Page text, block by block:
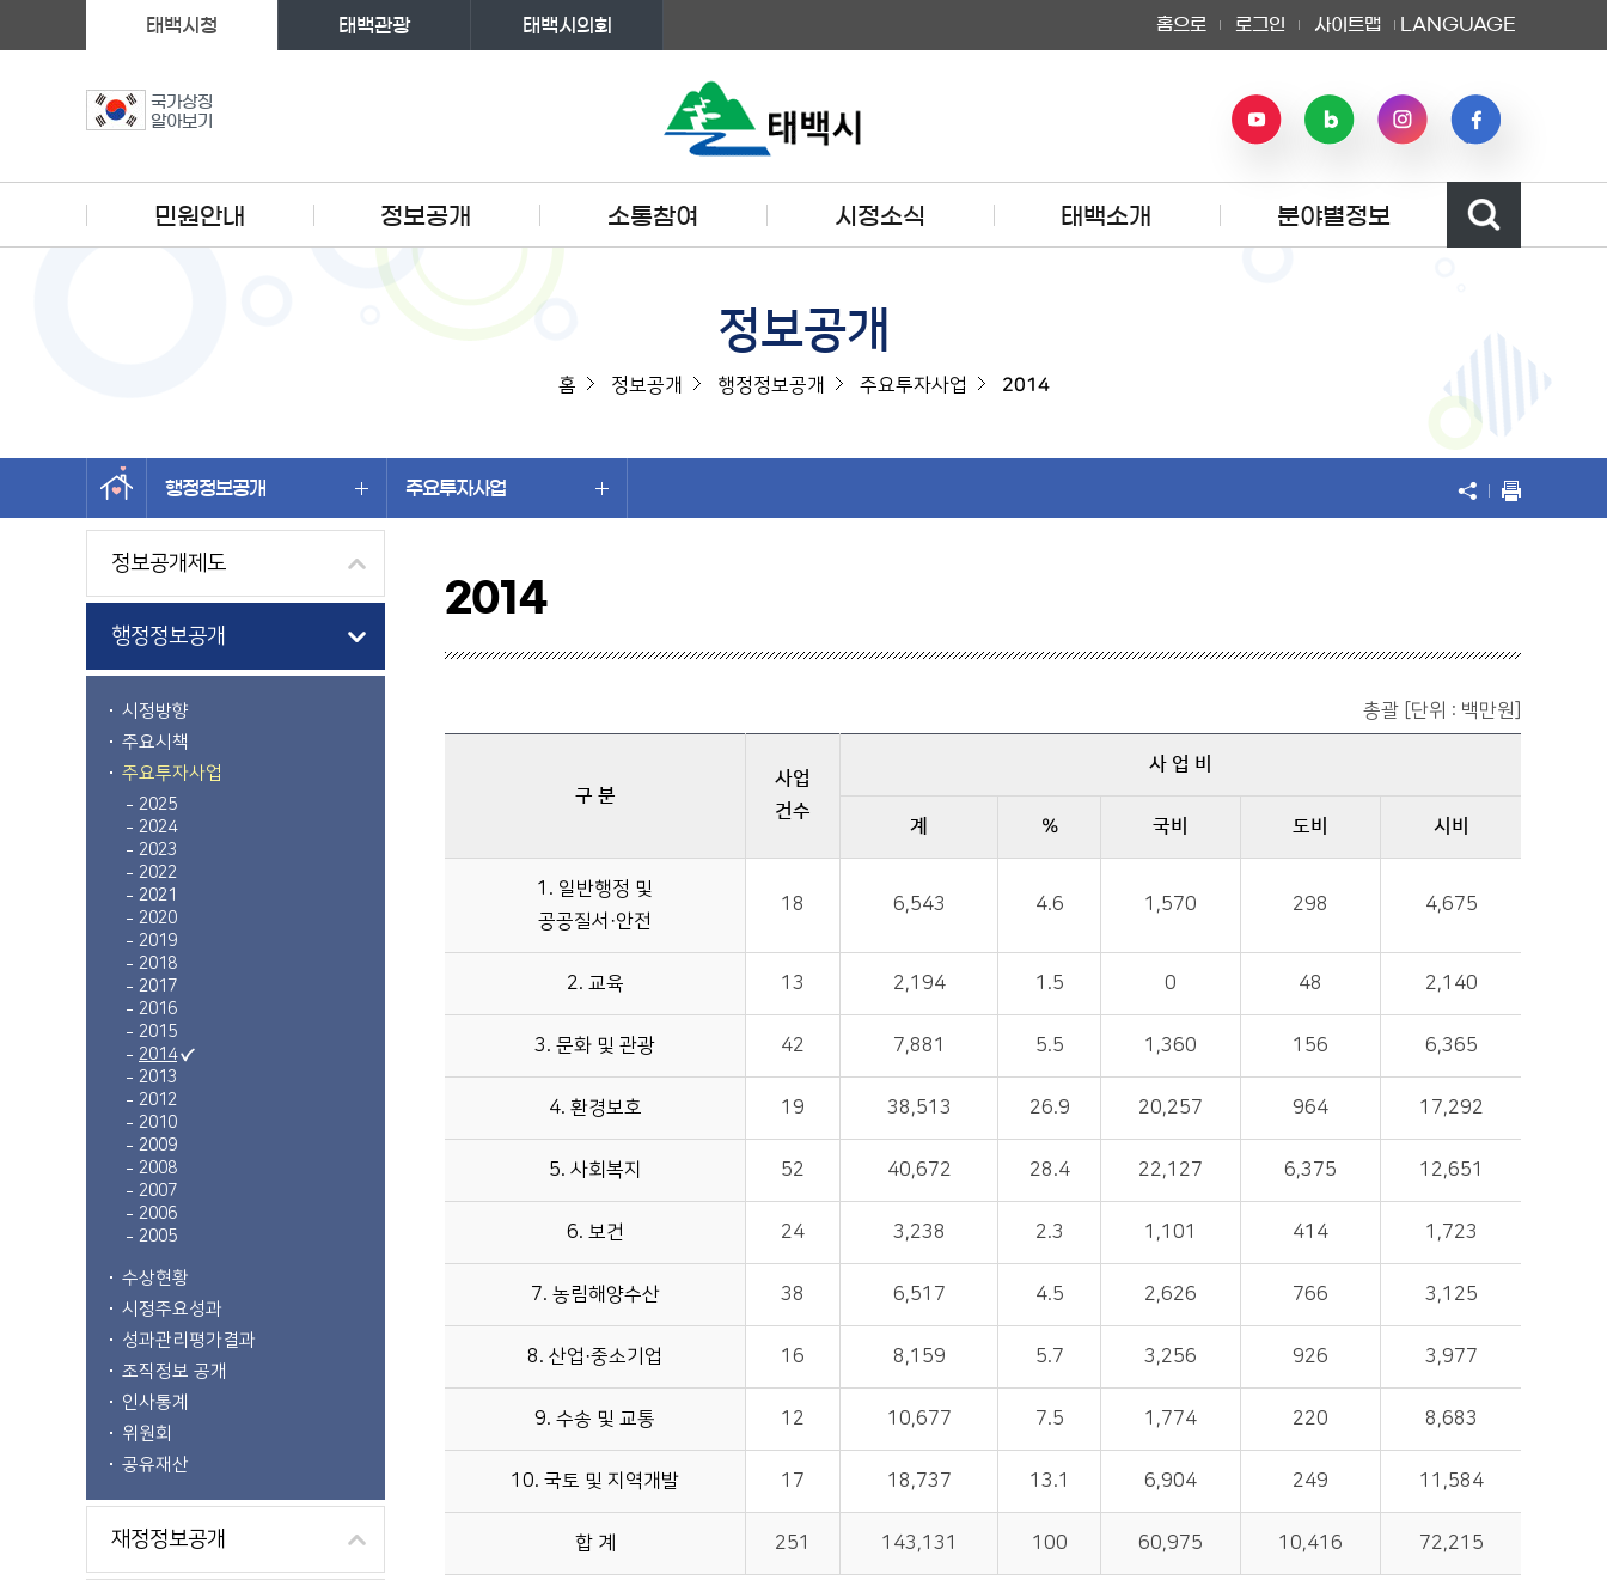
국가상징
알아보기
태백시청 태백관광 태백시의회 홈으로 로그인 사이트맵 LANGUAGE
민원안내 정보공개 소통참여 시정소식 태백소개 분야별정보
정보공개
홈 정보공개 행정정보공개 주요투자사업 2014
행정정보공개 주요투자사업
왼쪽메뉴
정보공개제도
행정정보공개
시정방향
주요시책
주요투자사업
2025
2024
2023
2022
2021
2020
2019
2018
2017
2016
2015
2014
2013
2012
2010
2009
2008
2007
2006
2005
수상현황
시정주요성과
성과관리평가결과
조직정보 공개
인사통계
위원회
공유재산
재정정보공개
2014
총괄 [단위 : 백만원]
구 분
사업
건수
사 업 비
계 % 국비 도비 시비
1. 일반행정 및
공공질서·안전
18 6,543 4.6 1,570 298 4,675
2. 교육 13 2,194 1.5 0 48 2,140
3. 문화 및 관광 42 7,881 5.5 1,360 156 6,365
4. 환경보호 19 38,513 26.9 20,257 964 17,292
5. 사회복지 52 40,672 28.4 22,127 6,375 12,651
6. 보건 24 3,238 2.3 1,101 414 1,723
7. 농림해양수산 38 6,517 4.5 2,626 766 3,125
8. 산업·중소기업 16 8,159 5.7 3,256 926 3,977
9. 수송 및 교통 12 10,677 7.5 1,774 220 8,683
10. 국토 및 지역개발 17 18,737 13.1 6,904 249 11,584
합 계 251 143,131 100 60,975 10,416 72,215